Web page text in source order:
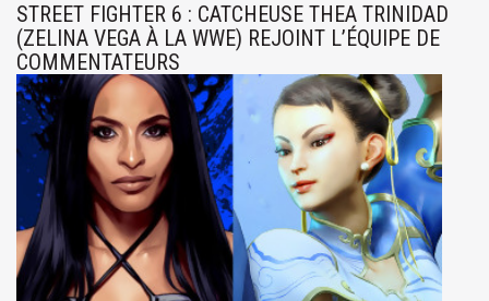
STREET FIGHTER 6 : CATCHEUSE THEA TRINIDAD
(ZELINA VEGA À LA WWE) REJOINT L’ÉQUIPE DE
COMMENTATEURS